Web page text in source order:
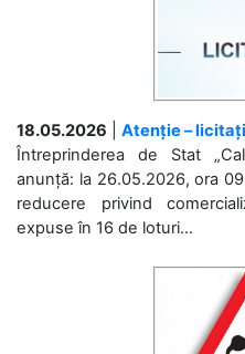
18.05.2026
Atenție –
Întreprinderea de Stat
anunță: la 26.05.2026, ora
reducere privind
expuse în 16 de loturi...